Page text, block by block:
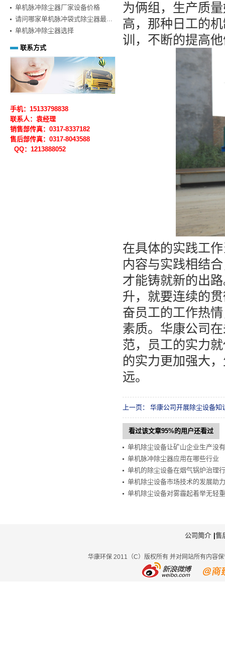
为俩组，生产质
高，那种日工的
训，不断的提高
在具体的实践工
内容与实践相结
才能铸就新的出
升，就要连续的
奋员工的工作热
素质。华康公司
范，员工的实力
的实力更加强大
远。
上一页： 华康公司开展除尘设备知
看过该文章95%的用户还看过
单机除尘设备让矿山企业生产没
单机脉冲除尘器应用在哪些行业
单机的除尘设备在烟气锅炉治理
单机除尘设备市场技术的发展助
单机除尘设备对雾霾起着举无轻
单机脉冲除尘器厂家设备价格
请问哪家单机脉冲袋式除尘器最...
单机脉冲除尘器选择
联系方式
手机：15133798838
联系人：袁经理
销售部传真：0317-8337182
售后部传真：0317-8043588
QQ：1213888052
公司简介 售
华康环保 2011（C）版权所有 并对网站所有内容